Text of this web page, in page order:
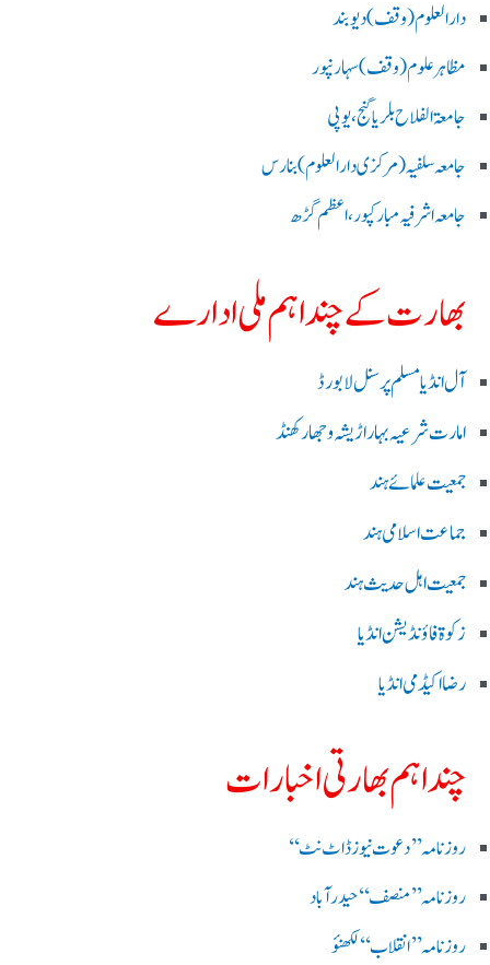
دارالعلوم (وقف)دیوبند
مظاہرعلوم (وقف)سہارنپور
جامعۃ الفلاح بلریاگنج،یوپی
جامعہ سلفیہ(مرکزی دارالعلوم )بنارس
جامعہ اشرفیہ مبارکپور،اعظم گڑھ
بھارت کے چند اہم ملی ادارے
آل انڈیا مسلم پرسنل لا بورڈ
امارت شرعیہ بہار اڑیشہ و جھارکھنڈ
جمعیت علمائے ہند
جماعت اسلامی ہند
جمعیت اہل حدیث ہند
زکوۃ فاؤنڈیشن انڈیا
رضا اکیڈمی انڈیا
چند اہم بھارتی اخبارات
روز نامہ ’’ دعوت نیوز ڈاٹ نٹ‘‘
روزنامہ ’’ منصف‘‘ حیدر آباد
روزنامہ ’’ انقلاب‘‘ لکھنؤ